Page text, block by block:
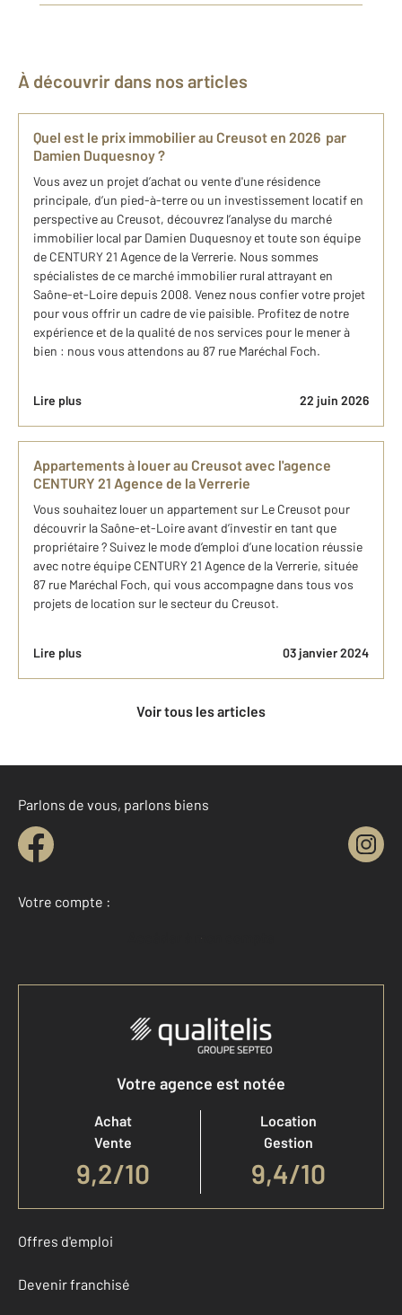
À découvrir dans nos articles
Quel est le prix immobilier au Creusot en 2026 par
Damien Duquesnoy ?
Vous avez un projet d’achat ou vente d'une résidence
principale, d’un pied-à-terre ou un investissement locatif en
perspective au Creusot, découvrez l’analyse du marché
immobilier local par Damien Duquesnoy et toute son équipe
de CENTURY 21 Agence de la Verrerie. Nous sommes
spécialistes de ce marché immobilier rural attrayant en
Saône-et-Loire depuis 2008. Venez nous confier votre projet
pour vous offrir un cadre de vie paisible. Profitez de notre
expérience et de la qualité de nos services pour le mener à
bien : nous vous attendons au 87 rue Maréchal Foch.
Lire plus 22 juin 2026
Appartements à louer au Creusot avec l'agence
CENTURY 21 Agence de la Verrerie
Vous souhaitez louer un appartement sur Le Creusot pour
découvrir la Saône-et-Loire avant d’investir en tant que
propriétaire ? Suivez le mode d’emploi d’une location réussie
avec notre équipe CENTURY 21 Agence de la Verrerie, située
87 rue Maréchal Foch, qui vous accompagne dans tous vos
projets de location sur le secteur du Creusot.
Lire plus 03 janvier 2024
Voir tous les articles
Parlons de vous, parlons biens
Votre compte :
Accéder à mon compte
Votre agence est notée
Achat
Vente
9,2/10
Location
Gestion
9,4/10
Offres d'emploi
Devenir franchisé